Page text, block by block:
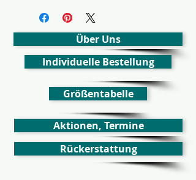
Über Uns
Individuelle Bestellung
Größentabelle
Aktionen, Termine
Rückerstattung